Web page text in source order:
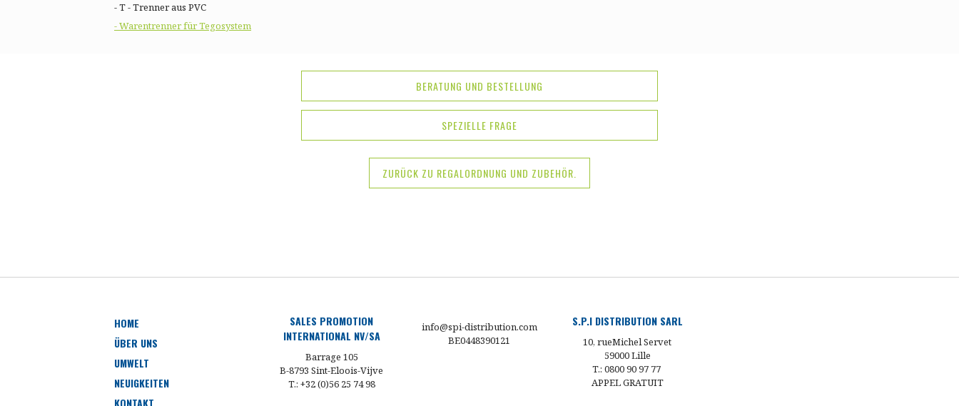
- T - Trenner aus PVC
- Warentrenner für Tegosystem
BERATUNG UND BESTELLUNG
SPEZIELLE FRAGE
ZURÜCK ZU REGALORDNUNG UND ZUBEHÖR.
HOME
ÜBER UNS
UMWELT
NEUIGKEITEN
KONTAKT
SALES PROMOTION
INTERNATIONAL NV/SA
Barrage 105
B-8793 Sint-Eloois-Vijve
T.: +32 (0)56 25 74 98
info@spi-distribution.com
BE0448390121
S.P.I DISTRIBUTION SARL
10, rueMichel Servet
59000 Lille
T.: 0800 90 97 77
APPEL GRATUIT